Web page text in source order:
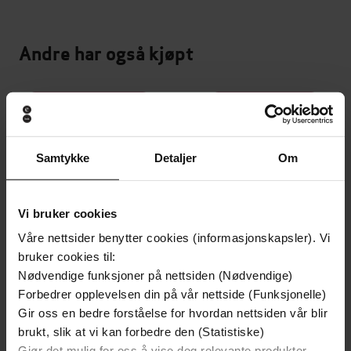
Samtykke Detaljer Om
Vi bruker cookies
Våre nettsider benytter cookies (informasjonskapsler). Vi
bruker cookies til:
Nødvendige funksjoner på nettsiden (Nødvendige)
Forbedrer opplevelsen din på vår nettside (Funksjonelle)
Gir oss en bedre forståelse for hvordan nettsiden vår blir
brukt, slik at vi kan forbedre den (Statistiske)
Andre har også kjøpt
199,-
Første gang på tilbud